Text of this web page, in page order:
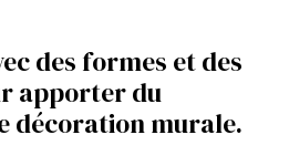
des formes et des
apporter du
décoration murale.